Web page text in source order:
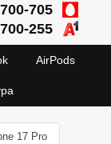
705
255
AirPods
17 Pro